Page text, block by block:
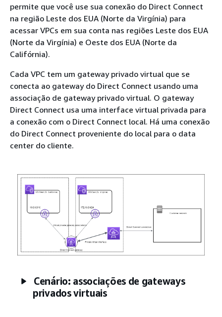
permite que você use sua conexão do Direct Connect
na região Leste dos EUA (Norte da Virgínia) para
acessar VPCs em sua conta nas regiões Leste dos EUA
(Norte da Virgínia) e Oeste dos EUA (Norte da
Califórnia).
Cada VPC tem um gateway privado virtual que se
conecta ao gateway do Direct Connect usando uma
associação de gateway privado virtual. O gateway
Direct Connect usa uma interface virtual privada para
a conexão com o Direct Connect local. Há uma conexão
do Direct Connect proveniente do local para o data
center do cliente.
Cenário: associações de gateways
privados virtuais